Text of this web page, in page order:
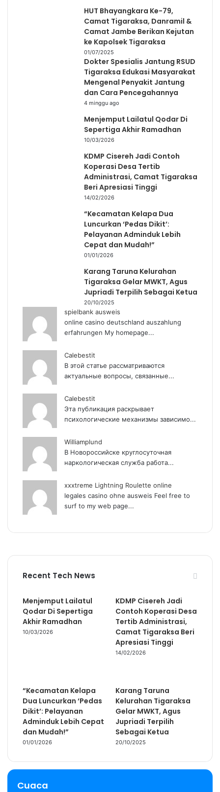
HUT Bhayangkara Ke-79,
Camat Tigaraksa, Danramil &
Camat Jambe Berikan Kejutan
ke Kapolsek Tigaraksa
01/07/2025
Dokter Spesialis Jantung RSUD
Tigaraksa Edukasi Masyarakat
Mengenal Penyakit Jantung
dan Cara Pencegahannya
4 minggu ago
Menjemput Lailatul Qodar Di
Sepertiga Akhir Ramadhan
10/03/2026
KDMP Cisereh Jadi Contoh
Koperasi Desa Tertib
Administrasi, Camat Tigaraksa
Beri Apresiasi Tinggi
14/02/2026
“Kecamatan Kelapa Dua
Luncurkan ‘Pedas Dikit’:
Pelayanan Adminduk Lebih
Cepat dan Mudah!”
01/01/2026
Karang Taruna Kelurahan
Tigaraksa Gelar MWKT, Agus
Jupriadi Terpilih Sebagai Ketua
20/10/2025
spielbank ausweis
online casino deutschland auszahlung
erfahrungen My homepage...
Calebestit
В этой статье рассматриваются
актуальные вопросы, связанные...
Calebestit
Эта публикация раскрывает
психологические механизмы зависимо...
Williamplund
В Новороссийске круглосуточная
наркологическая служба работа...
xxxtreme Lightning Roulette online
legales casino ohne ausweis Feel free to
surf to my web page...
Recent Tech News
Menjemput Lailatul
Qodar Di Sepertiga
Akhir Ramadhan
10/03/2026
KDMP Cisereh Jadi
Contoh Koperasi Desa
Tertib Administrasi,
Camat Tigaraksa Beri
Apresiasi Tinggi
14/02/2026
“Kecamatan Kelapa
Dua Luncurkan ‘Pedas
Dikit’: Pelayanan
Adminduk Lebih Cepat
dan Mudah!”
01/01/2026
Karang Taruna
Kelurahan Tigaraksa
Gelar MWKT, Agus
Jupriadi Terpilih
Sebagai Ketua
20/10/2025
Cuaca